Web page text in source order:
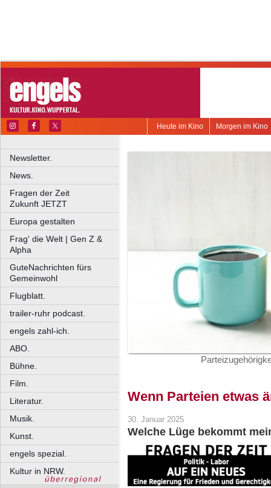
Morgen im Kino
Heute im Kino
Newsletter.
News.
Fragen der Zeit
Zukunft JETZT
Europa gestalten
Frag' die Welt | Gen Z &
Alpha
GuteNachrichten fürs
Gemeinwohl
Flugblatt.
trailer-ruhr podcast.
engels zahl-ich.
ABO.
Bühne.
Film.
Literatur.
Musik.
Kunst.
engels spezial.
Kultur in NRW.
Wenn Parteien etwas
30. Januar 2025
Welche Lüge bekommt